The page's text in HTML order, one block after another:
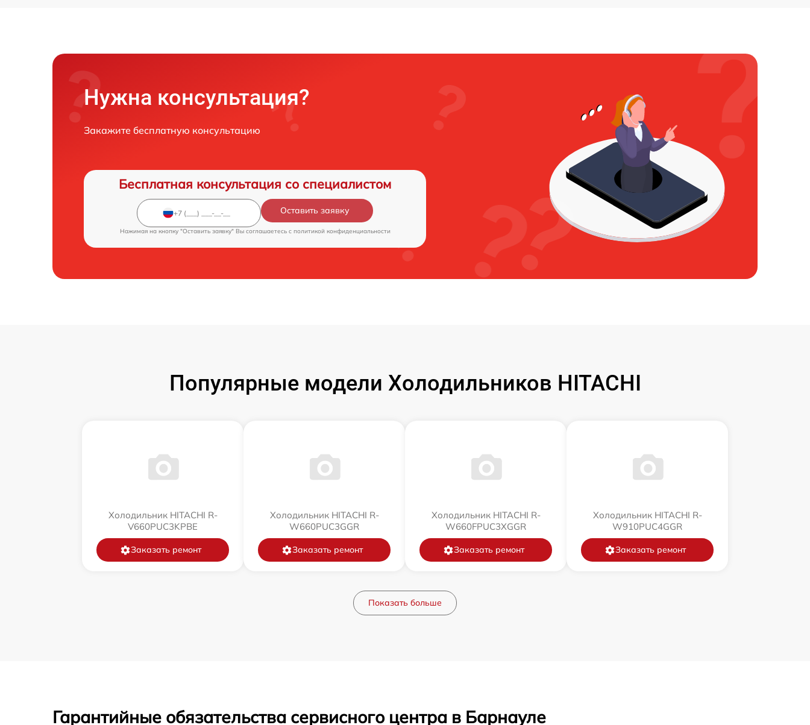
Нужна консультация?
Закажите бесплатную консультацию
Бесплатная консультация со специалистом
Оставить заявку
Нажимая на кнопку "Оставить заявку" Вы соглашаетесь c политикой конфиденциальности
Популярные модели Холодильников HITACHI
Холодильник HITACHI R-
V660PUC3KPBE
Заказать ремонт
Холодильник HITACHI R-
W660PUC3GGR
Заказать ремонт
Холодильник HITACHI R-
W660FPUC3XGGR
Заказать ремонт
Холодильник HITACHI R-
W910PUC4GGR
Заказать ремонт
Показать больше
Гарантийные обязательства сервисного центра в Барнауле